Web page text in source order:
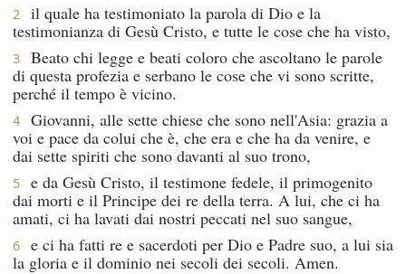
2
il quale ha testimoniato la parola di Dio e la
testimonianza di Gesù Cristo, e tutte le cose che ha visto,
3
Beato chi legge e beati coloro che ascoltano le parole
di questa profezia e serbano le cose che vi sono scritte,
perché il tempo è vicino.
4
Giovanni, alle sette chiese che sono nell'Asia: grazia a
voi e pace da colui che è, che era e che ha da venire, e
dai sette spiriti che sono davanti al suo trono,
5
e da Gesù Cristo, il testimone fedele, il primogenito
dai morti e il Principe dei re della terra. A lui, che ci ha
amati, ci ha lavati dai nostri peccati nel suo sangue,
6
e ci ha fatti re e sacerdoti per Dio e Padre suo, a lui sia
la gloria e il dominio nei secoli dei secoli. Amen.